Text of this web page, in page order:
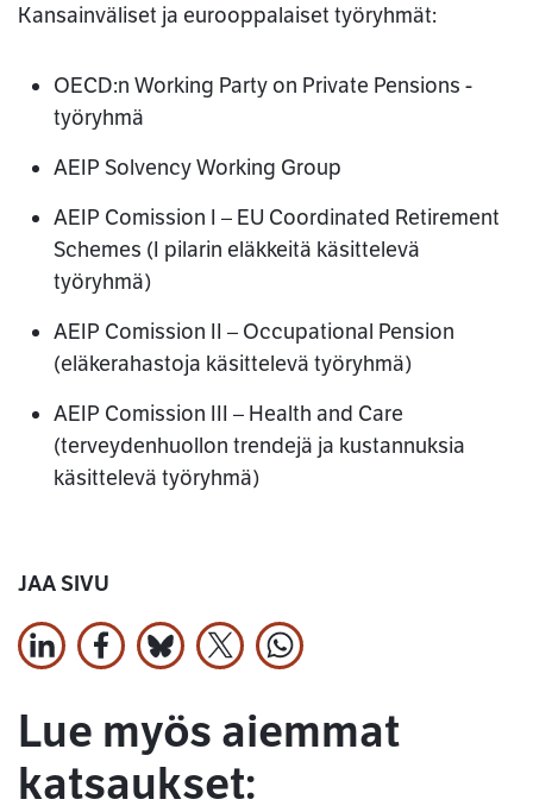
Kansainväliset ja eurooppalaiset työryhmät:
OECD:n Working Party on Private Pensions -
työryhmä
AEIP Solvency Working Group
AEIP Comission I – EU Coordinated Retirement
Schemes (I pilarin eläkkeitä käsittelevä
työryhmä)
AEIP Comission II – Occupational Pension
(eläkerahastoja käsittelevä työryhmä)
AEIP Comission III – Health and Care
(terveydenhuollon trendejä ja kustannuksia
käsittelevä työryhmä)
JAA SIVU
Jaa LinkedInissä
Jaa Facebookissa
Jaa Bluesky:ssa
Jaa X:ssäJaa WhatsApissa
Lue myös aiemmat
katsaukset: